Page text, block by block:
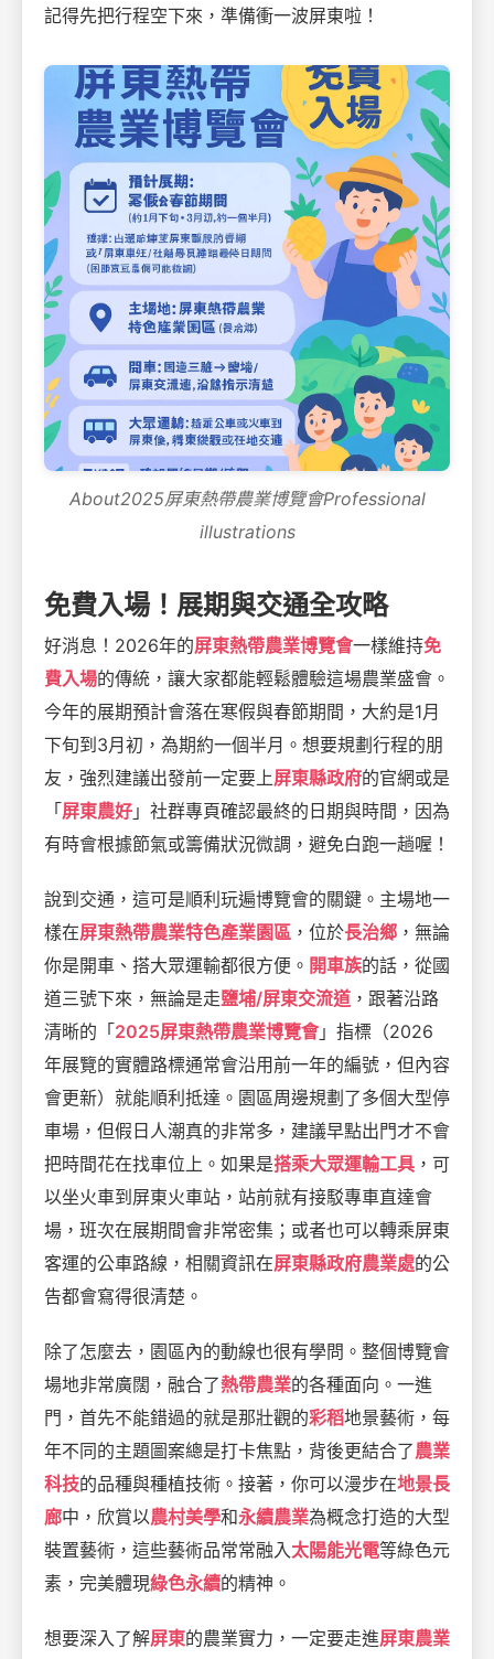
記得先把行程空下來，準備衝一波屏東啦！
About2025屏東熱帶農業博覽會Professional
illustrations
免費入場！展期與交通全攻略
好消息！2026年的屏東熱帶農業博覽會一樣維持免
費入場的傳統，讓大家都能輕鬆體驗這場農業盛會。
今年的展期預計會落在寒假與春節期間，大約是1月
下旬到3月初，為期約一個半月。想要規劃行程的朋
友，強烈建議出發前一定要上屏東縣政府的官網或是
「 屏東農好 」社群專頁確認最終的日期與時間，因為
有時會根據節氣或籌備狀況微調，避免白跑一趟喔！
說到交通，這可是順利玩遍博覽會的關鍵。主場地一
樣在屏東熱帶農業特色產業園區 ，位於長治鄉 ，無論
你是開車、搭大眾運輸都很方便。 開車族的話，從國
道三號下來，無論是走鹽埔/屏東交流道 ，跟著沿路
清晰的「 2025屏東熱帶農業博覽會」指標（2026
年展覽的實體路標通常會沿用前一年的編號，但內容
會更新）就能順利抵達。園區周邊規劃了多個大型停
車場，但假日人潮真的非常多，建議早點出門才不會
把時間花在找車位上。如果是搭乘大眾運輸工具 ，可
以坐火車到屏東火車站，站前就有接駁專車直達會
場，班次在展期間會非常密集；或者也可以轉乘屏東
客運的公車路線，相關資訊在屏東縣政府農業處的公
告都會寫得很清楚。
除了怎麼去，園區內的動線也很有學問。整個博覽會
場地非常廣闊，融合了熱帶農業的各種面向。一進
門，首先不能錯過的就是那壯觀的彩稻地景藝術，每
年不同的主題圖案總是打卡焦點，背後更結合了農業
科技的品種與種植技術。接著，你可以漫步在地景長
廊中，欣賞以農村美學和永續農業為概念打造的大型
裝置藝術，這些藝術品常常融入太陽能光電等綠色元
素，完美體現綠色永續的精神。
想要深入了解屏東的農業實力，一定要走進屏東農業